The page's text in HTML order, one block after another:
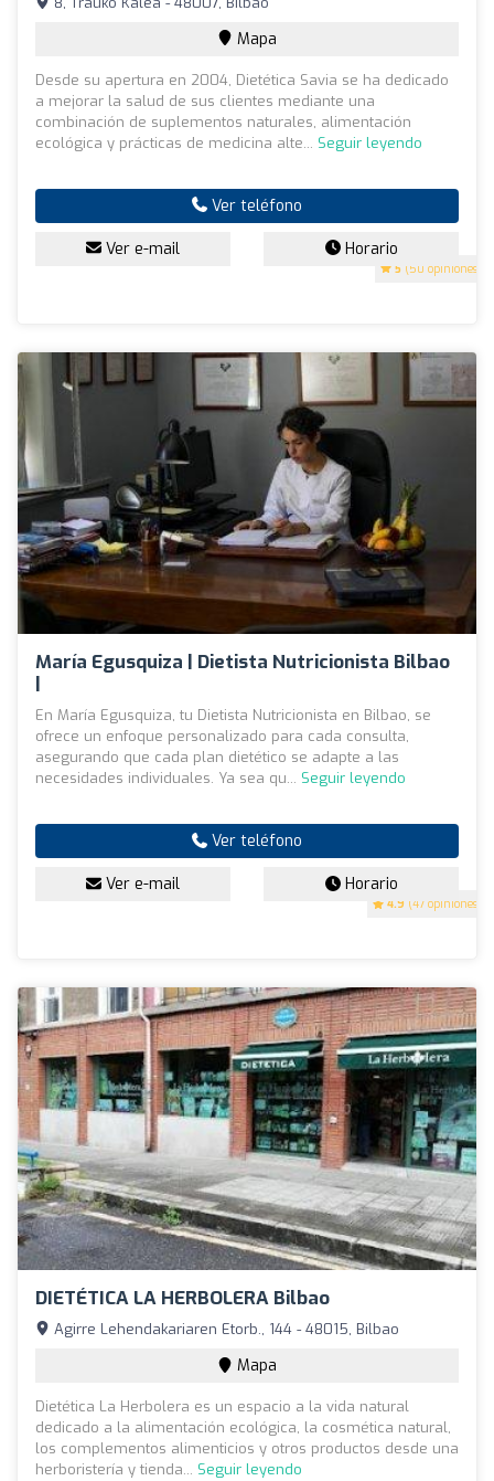
5 (50 opiniones)
Mapa
Desde su apertura en 2004, Dietética Savia se ha dedicado
a mejorar la salud de sus clientes mediante una
combinación de suplementos naturales, alimentación
ecológica y prácticas de medicina alte... Seguir leyendo
Ver teléfono
Ver e-mail Horario
María Egusquiza | Dietista Nutricionista Bilbao
|
4.9 (47 opiniones)
En María Egusquiza, tu Dietista Nutricionista en Bilbao, se
ofrece un enfoque personalizado para cada consulta,
asegurando que cada plan dietético se adapte a las
necesidades individuales. Ya sea qu... Seguir leyendo
Ver teléfono
Ver e-mail Horario
DIETÉTICA LA HERBOLERA Bilbao
Agirre Lehendakariaren Etorb., 144 - 48015, Bilbao
Mapa
Dietética La Herbolera es un espacio a la vida natural
dedicado a la alimentación ecológica, la cosmética natural,
los complementos alimenticios y otros productos desde una
herboristería y tienda... Seguir leyendo